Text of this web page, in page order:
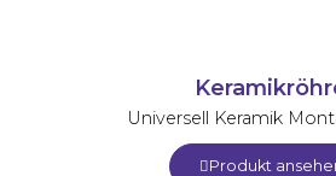
Universell Keramik
Produkt